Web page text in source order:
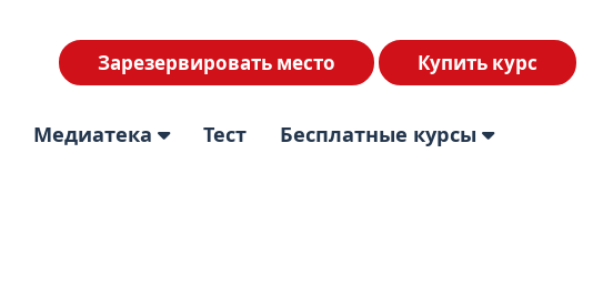
Купить курс
Зарезервировать место
Медиатека Тест Бесплатные курсы